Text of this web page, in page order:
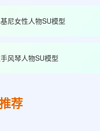
尼女性人物SU模型
风琴人物SU模型
荐